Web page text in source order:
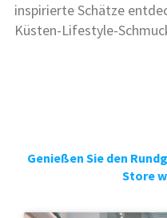
inspirierte Schätze
Küsten-Lifestyle-
Genießen Sie den
Store